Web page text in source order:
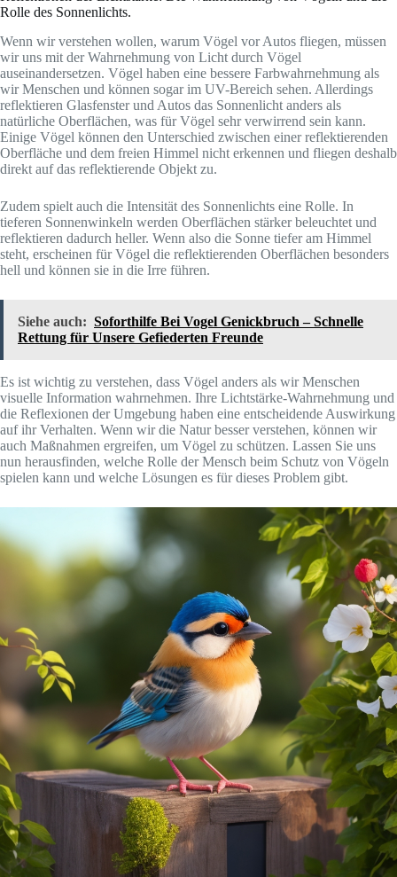
Rolle des Sonnenlichts.
Wenn wir verstehen wollen, warum Vögel vor Autos fliegen, müssen
wir uns mit der Wahrnehmung von Licht durch Vögel
auseinandersetzen. Vögel haben eine bessere Farbwahrnehmung als
wir Menschen und können sogar im UV-Bereich sehen. Allerdings
reflektieren Glasfenster und Autos das Sonnenlicht anders als
natürliche Oberflächen, was für Vögel sehr verwirrend sein kann.
Einige Vögel können den Unterschied zwischen einer reflektierenden
Oberfläche und dem freien Himmel nicht erkennen und fliegen deshalb
direkt auf das reflektierende Objekt zu.
Zudem spielt auch die Intensität des Sonnenlichts eine Rolle. In
tieferen Sonnenwinkeln werden Oberflächen stärker beleuchtet und
reflektieren dadurch heller. Wenn also die Sonne tiefer am Himmel
steht, erscheinen für Vögel die reflektierenden Oberflächen besonders
hell und können sie in die Irre führen.
Siehe auch: Soforthilfe Bei Vogel Genickbruch – Schnelle
Rettung für Unsere Gefiederten Freunde
Es ist wichtig zu verstehen, dass Vögel anders als wir Menschen
visuelle Information wahrnehmen. Ihre Lichtstärke-Wahrnehmung und
die Reflexionen der Umgebung haben eine entscheidende Auswirkung
auf ihr Verhalten. Wenn wir die Natur besser verstehen, können wir
auch Maßnahmen ergreifen, um Vögel zu schützen. Lassen Sie uns
nun herausfinden, welche Rolle der Mensch beim Schutz von Vögeln
spielen kann und welche Lösungen es für dieses Problem gibt.